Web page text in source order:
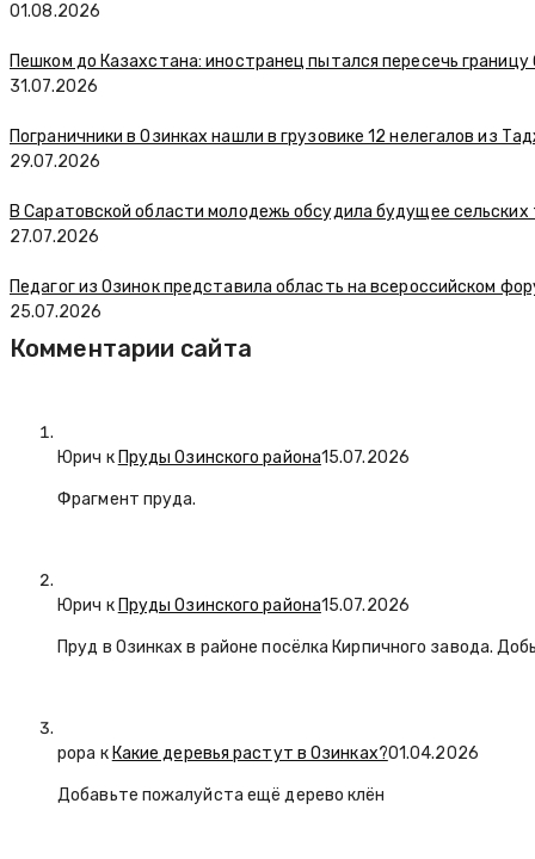
01.08.2026
Пешком до Казахстана: иностранец пытался пересечь
31.07.2026
Пограничники в Озинках нашли в грузовике 12 нелегалов из
29.07.2026
В Саратовской области молодежь обсудила будущее сельских
27.07.2026
Педагог из Озинок представила область на всероссийском
25.07.2026
Комментарии сайта
Юрич к Пруды Озинского района15.07.2026
Фрагмент пруда.
Юрич к Пруды Озинского района15.07.2026
Пруд в Озинках в районе посёлка Кирпичного завода.
popa к Какие деревья растут в Озинках?01.04.2026
Добавьте пожалуйста ещё дерево клён